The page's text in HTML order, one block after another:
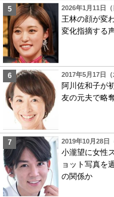
2026年1月11日
王林の顔が変
変化指摘する
2017年5月17日
阿川佐和子が
友の元夫で略
2019年10月28日
小瀧望に女性
ョット写真を
の関係か